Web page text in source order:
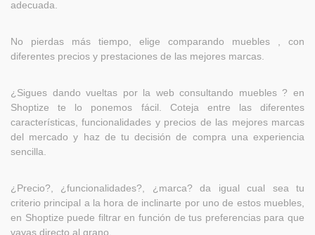
adecuada.
No pierdas más tiempo, elige comparando muebles , con
diferentes precios y prestaciones de las mejores marcas.
¿Sigues dando vueltas por la web consultando muebles ? en
Shoptize te lo ponemos fácil. Coteja entre las diferentes
características, funcionalidades y precios de las mejores marcas
del mercado y haz de tu decisión de compra una experiencia
sencilla.
¿Precio?, ¿funcionalidades?, ¿marca? da igual cual sea tu
criterio principal a la hora de inclinarte por uno de estos muebles,
en Shoptize puede filtrar en función de tus preferencias para que
vayas directo al grano.